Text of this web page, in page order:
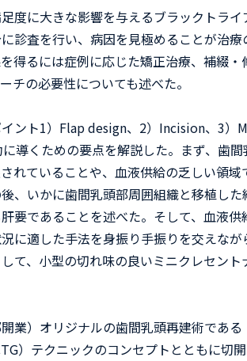
度に大きな影響を与えるブラックトライ
診査を行い、病因を見極めることが治療
得るには症例に応じた矯正治療、補綴・
チの必要性についても述べた。
ント1）Flap design、2）Incision、3）
導くための要点を解説した。まず、歯
れていることや、血液供給の乏しい領域
、いかに歯間乳頭部周囲組織と移植し
要であることを述べた。そして、血液供
に適した手法を身振り手振りを交えなが
て、小型の切れ味の良いミニクレセント
業）オリジナルの歯間乳頭再建術である
）テクニックのコンセプトとともに切